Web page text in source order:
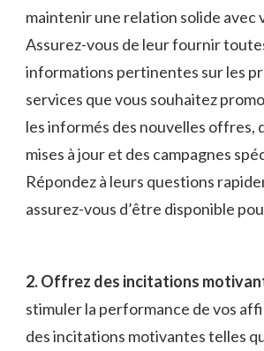
maintenir une relation solide avec
Assurez-vous⁤ de leur fournir
informations ‌pertinentes sur⁣ les
services que vous souhaitez
les informés des nouvelles offres,
mises à jour et des campagnes
Répondez à leurs questions
assurez-vous d’être disponible‍
2. Offrez des⁢ incitations
stimuler la performance de ⁤vos
des incitations motivantes telles